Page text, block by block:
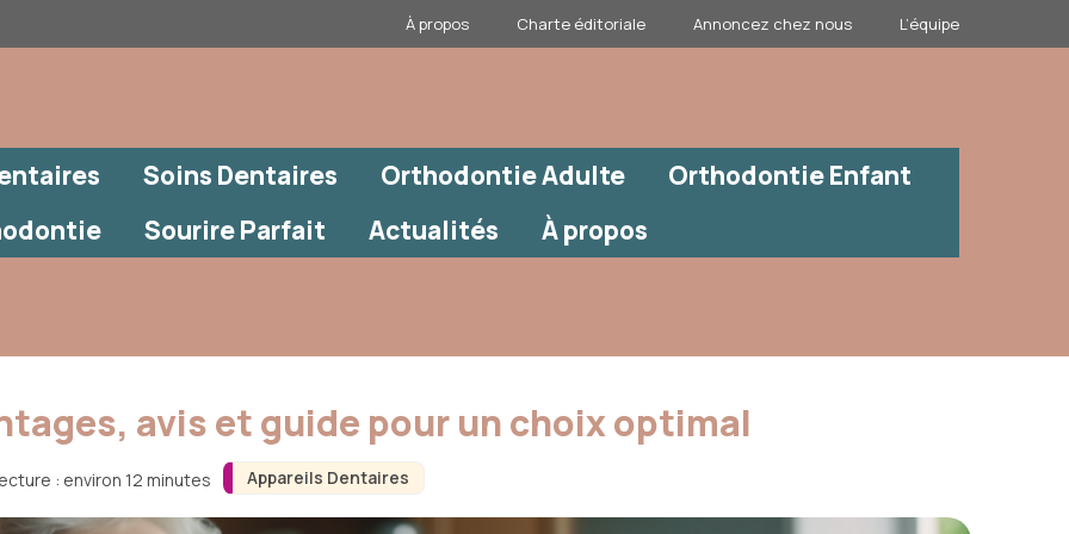
À propos Charte éditoriale Annoncez chez nous L’équipe
Soins Dentaires Orthodontie Adulte
Orthodontie Enfant
Sourire Parfait Actualités À propos
Appareils Dentaires
avis et guide pour un choix optimal
: environ 12 minutes